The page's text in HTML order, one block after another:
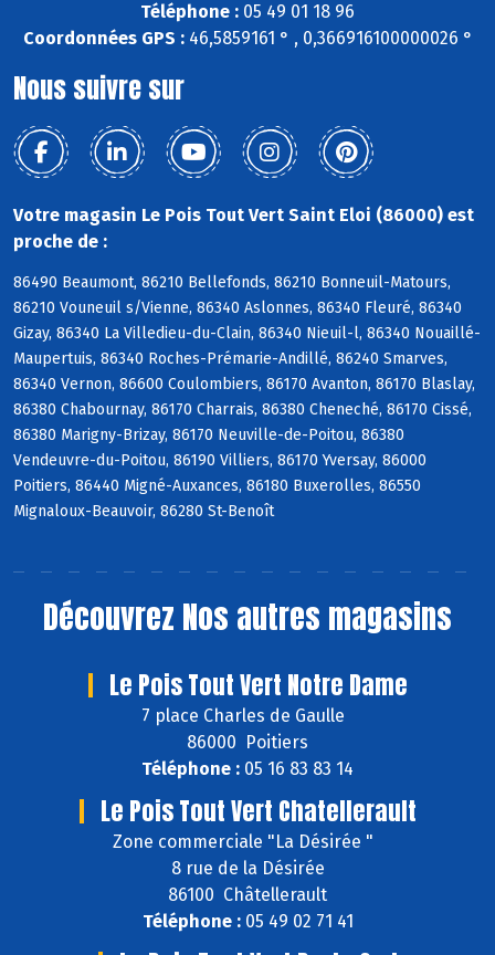
Téléphone : 05 49 01 18 96
Coordonnées GPS :46,5859161 ° , 0,366916100000026 °
Nous suivre sur
Votre magasin Le Pois Tout Vert Saint Eloi (86000) est
proche de :
86490 Beaumont, 86210 Bellefonds, 86210 Bonneuil-Matours,
86210 Vouneuil s/Vienne, 86340 Aslonnes, 86340 Fleuré, 86340
Gizay, 86340 La Villedieu-du-Clain, 86340 Nieuil-l, 86340 Nouaillé-
Maupertuis, 86340 Roches-Prémarie-Andillé, 86240 Smarves,
86340 Vernon, 86600 Coulombiers, 86170 Avanton, 86170 Blaslay,
86380 Chabournay, 86170 Charrais, 86380 Cheneché, 86170 Cissé,
86380 Marigny-Brizay, 86170 Neuville-de-Poitou, 86380
Vendeuvre-du-Poitou, 86190 Villiers, 86170 Yversay, 86000
Poitiers, 86440 Migné-Auxances, 86180 Buxerolles, 86550
Mignaloux-Beauvoir, 86280 St-Benoît
Découvrez Nos autres magasins
Le Pois Tout Vert Notre Dame
7 place Charles de Gaulle
86000 Poitiers
Téléphone : 05 16 83 83 14
Le Pois Tout Vert Chatellerault
Zone commerciale "La Désirée "
8 rue de la Désirée
86100 Châtellerault
Téléphone :05 49 02 71 41